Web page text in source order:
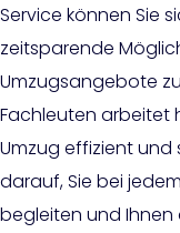
Service können Sie
zeitsparende
Umzugsangebote
Fachleuten arbeitet
Umzug effizient und
darauf, Sie bei
begleiten und Ihnen